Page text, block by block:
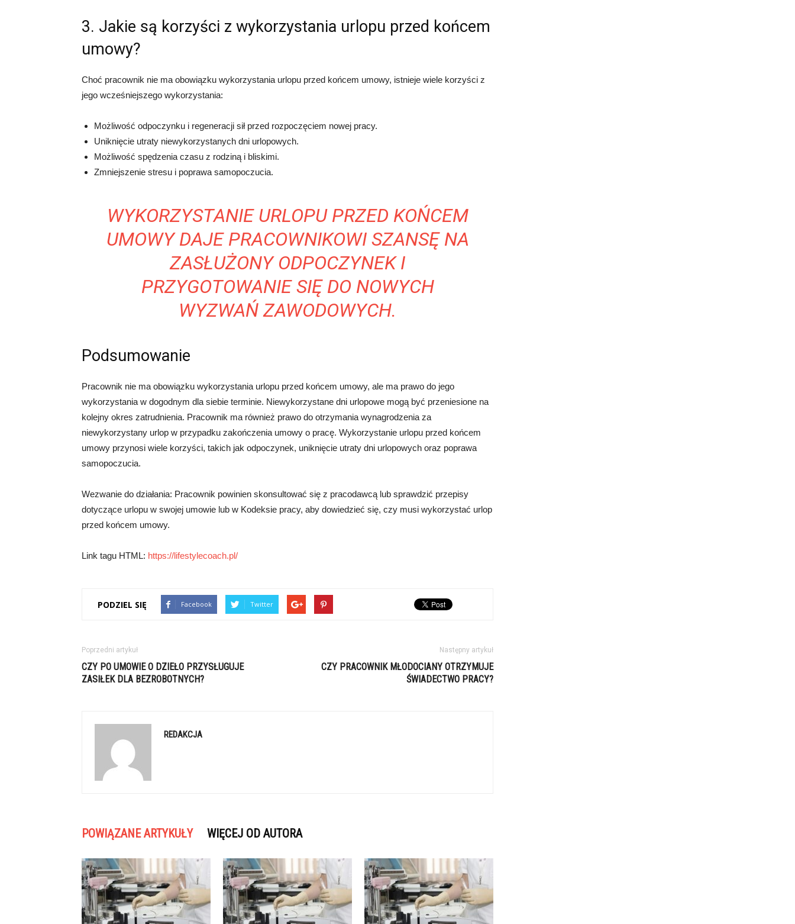
3. Jakie są korzyści z wykorzystania urlopu przed końcem
umowy?
Choć pracownik nie ma obowiązku wykorzystania urlopu przed końcem umowy, istnieje wiele korzyści z
jego wcześniejszego wykorzystania:
Możliwość odpoczynku i regeneracji sił przed rozpoczęciem nowej pracy.
Uniknięcie utraty niewykorzystanych dni urlopowych.
Możliwość spędzenia czasu z rodziną i bliskimi.
Zmniejszenie stresu i poprawa samopoczucia.
WYKORZYSTANIE URLOPU PRZED KOŃCEM
UMOWY DAJE PRACOWNIKOWI SZANSĘ NA
ZASŁUŻONY ODPOCZYNEK I
PRZYGOTOWANIE SIĘ DO NOWYCH
WYZWAŃ ZAWODOWYCH.
Podsumowanie
Pracownik nie ma obowiązku wykorzystania urlopu przed końcem umowy, ale ma prawo do jego
wykorzystania w dogodnym dla siebie terminie. Niewykorzystane dni urlopowe mogą być przeniesione na
kolejny okres zatrudnienia. Pracownik ma również prawo do otrzymania wynagrodzenia za
niewykorzystany urlop w przypadku zakończenia umowy o pracę. Wykorzystanie urlopu przed końcem
umowy przynosi wiele korzyści, takich jak odpoczynek, uniknięcie utraty dni urlopowych oraz poprawa
samopoczucia.
Wezwanie do działania: Pracownik powinien skonsultować się z pracodawcą lub sprawdzić przepisy
dotyczące urlopu w swojej umowie lub w Kodeksie pracy, aby dowiedzieć się, czy musi wykorzystać urlop
przed końcem umowy.
Link tagu HTML: https://lifestylecoach.pl/
PODZIEL SIĘ Facebook Twitter
Poprzedni artykuł
CZY PO UMOWIE O DZIEŁO PRZYSŁUGUJE
ZASIŁEK DLA BEZROBOTNYCH?
Następny artykuł
CZY PRACOWNIK MŁODOCIANY OTRZYMUJE
ŚWIADECTWO PRACY?
REDAKCJA
POWIĄZANE ARTYKUŁY WIĘCEJ OD AUTORA